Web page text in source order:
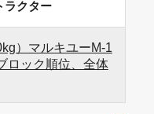
ラクター
）マルキユーM-1
ロック順位、全体